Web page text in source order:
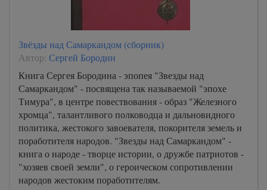
02_15_02
02_16
02_17_01
02_17_02
02_17_03
02_18_01
02_18_02
02_18_03
Звёзды над Самаркандом (сборник)
Автор: Сергей Бородин
Книга Сергея Бородина - эпопея "Звезды над
Самаркандом" - посвящена так называемой "эпохе
Тимура", в центре повествования - образ "Железного
хромца", талантливого полководца и дальновидного
политика, жестокого завоевателя, покорителя земель и
поработителя народов. "Звезды над Самаркандом" -
книга о народе - творце истории, о дружбе патриотов -
"хозяев своей земли", о героическом сопротивлении
народов жестоким поработителям.